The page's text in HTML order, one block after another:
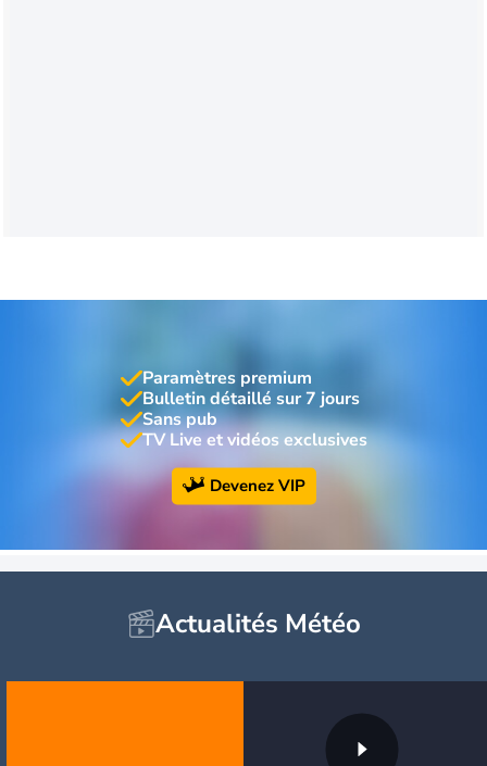
Paramètres premium
Bulletin détaillé sur 7 jours
Sans pub
TV Live et vidéos exclusives
Devenez VIP
Actualités Météo